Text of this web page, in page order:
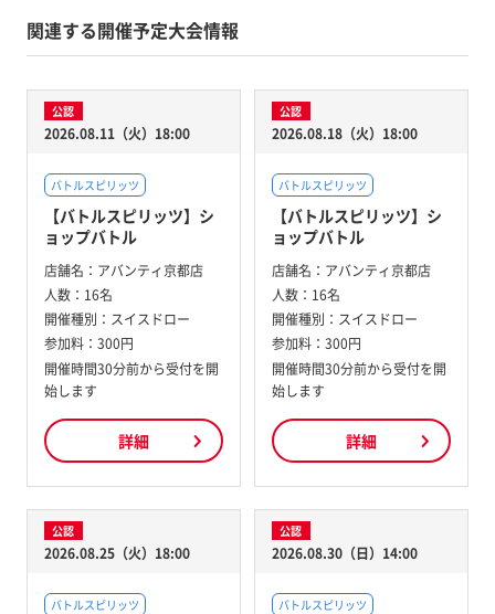
関連する開催予定大会情報
公認
2026.08.11（火）18:00
バトルスピリッツ
【バトルスピリッツ】シ
ョップバトル
店舗名： アバンティ京都店
人数： 16名
開催種別： スイスドロー
参加料： 300円
開催時間30分前から受付を開
始します
詳細
公認
2026.08.18（火）18:00
バトルスピリッツ
【バトルスピリッツ】シ
ョップバトル
店舗名： アバンティ京都店
人数： 16名
開催種別： スイスドロー
参加料： 300円
開催時間30分前から受付を開
始します
詳細
公認
2026.08.25（火）18:00
バトルスピリッツ
公認
2026.08.30（日）14:00
バトルスピリッツ